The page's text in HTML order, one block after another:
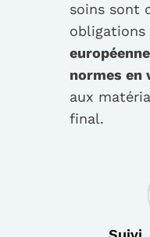
soins sont
normes en
aux
final.